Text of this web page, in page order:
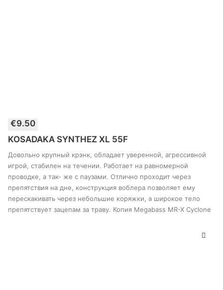
товар
несколько
вариантов.
Опции
можно
выбрать
на
странице
товара
€9.50
KOSADAKA SYNTHEZ XL 55F
Довольно крупный крэнк, обладает уверенной, агрессивной
игрой, стабилен на течении. Работает на равномерной
проводке, а так- же с паузами. Отлично проходит через
препятствия на дне, конструкция воблера позволяет ему
перескакивать через небольшие коряжки, а широкое тело
препятствует зацепам за траву. Копия Megabass MR-X Cyclone